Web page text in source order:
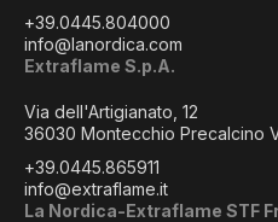
+39.0445.804000
info@lanordica.com
Extraflame S.p.A.
Via dell'Artigianato, 12
36030 Montecchio Precalcino
+39.0445.865911
info@extraflame.it
La Nordica-Extraflame STF